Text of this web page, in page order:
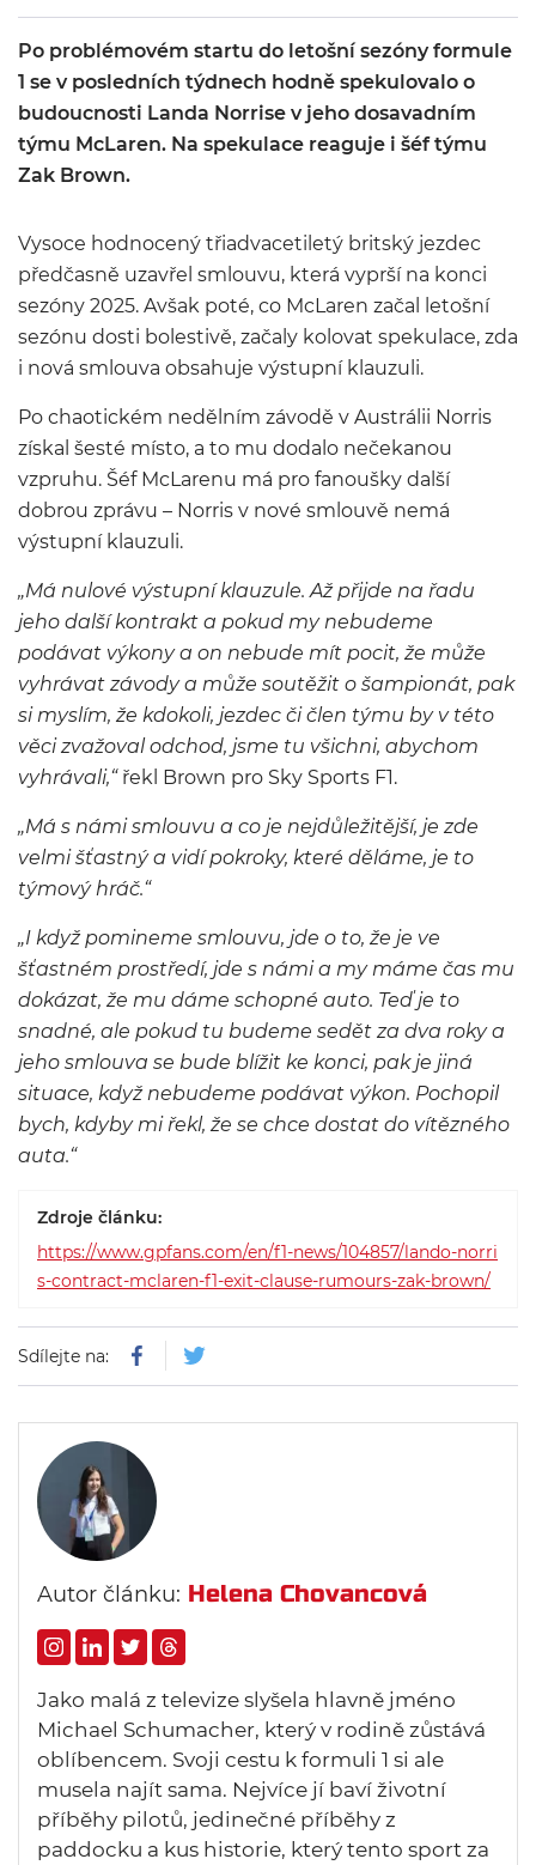
Po problémovém startu do letošní sezóny formule
1 se v posledních týdnech hodně spekulovalo o
budoucnosti Landa Norrise v jeho dosavadním
týmu McLaren. Na spekulace reaguje i šéf týmu
Zak Brown.
Vysoce hodnocený třiadvacetiletý britský jezdec
předčasně uzavřel smlouvu, která vyprší na konci
sezóny 2025. Avšak poté, co McLaren začal letošní
sezónu dosti bolestivě, začaly kolovat spekulace, zda
i nová smlouva obsahuje výstupní klauzuli.
Po chaotickém nedělním závodě v Austrálii Norris
získal šesté místo, a to mu dodalo nečekanou
vzpruhu. Šéf McLarenu má pro fanoušky další
dobrou zprávu – Norris v nové smlouvě nemá
výstupní klauzuli.
„Má nulové výstupní klauzule. Až přijde na řadu
jeho další kontrakt a pokud my nebudeme
podávat výkony a on nebude mít pocit, že může
vyhrávat závody a může soutěžit o šampionát, pak
si myslím, že kdokoli, jezdec či člen týmu by v této
věci zvažoval odchod, jsme tu všichni, abychom
vyhrávali,“řekl Brown pro Sky Sports F1.
„Má s námi smlouvu a co je nejdůležitější, je zde
velmi šťastný a vidí pokroky, které děláme, je to
týmový hráč.“
„I když pomineme smlouvu, jde o to, že je ve
šťastném prostředí, jde s námi a my máme čas mu
dokázat, že mu dáme schopné auto. Teď je to
snadné, ale pokud tu budeme sedět za dva roky a
jeho smlouva se bude blížit ke konci, pak je jiná
situace, když nebudeme podávat výkon. Pochopil
bych, kdyby mi řekl, že se chce dostat do vítězného
auta.“
Zdroje článku:
https://www.gpfans.com/en/f1-news/104857/lando-norri
s-contract-mclaren-f1-exit-clause-rumours-zak-brown/
Sdílejte na:
Autor článku: Helena Chovancová
Jako malá z televize slyšela hlavně jméno
Michael Schumacher, který v rodině zůstává
oblíbencem. Svoji cestu k formuli 1 si ale
musela najít sama. Nejvíce jí baví životní
příběhy pilotů, jedinečné příběhy z
paddocku a kus historie, který tento sport za